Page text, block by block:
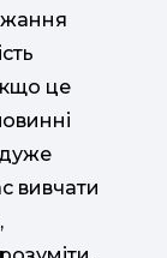
це
дуже
вивчати